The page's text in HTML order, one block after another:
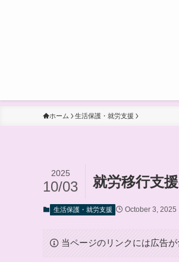
ホーム 生活保護・就労支援
就労移行支
2025
10/03
生活保護・就労支援 October 3, 2025
当ページのリンクには広告が